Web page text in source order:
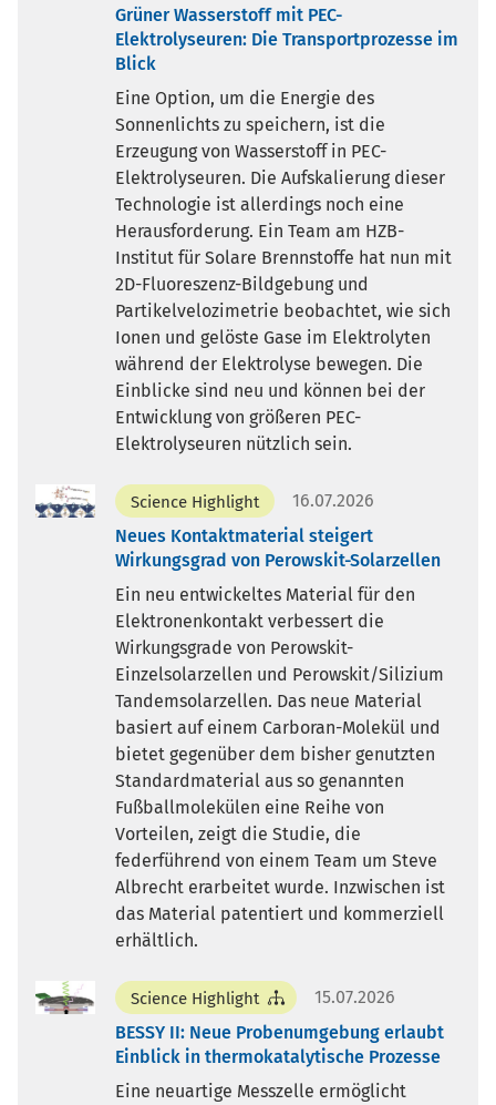
Grüner Wasserstoff mit PEC-
Elektrolyseuren: Die Transportprozesse im
Blick
Eine Option, um die Energie des
Sonnenlichts zu speichern, ist die
Erzeugung von Wasserstoff in PEC-
Elektrolyseuren. Die Aufskalierung dieser
Technologie ist allerdings noch eine
Herausforderung. Ein Team am HZB-
Institut für Solare Brennstoffe hat nun mit
2D-Fluoreszenz-Bildgebung und
Partikelvelozimetrie beobachtet, wie sich
Ionen und gelöste Gase im Elektrolyten
während der Elektrolyse bewegen. Die
Einblicke sind neu und können bei der
Entwicklung von größeren PEC-
Elektrolyseuren nützlich sein.
Science Highlight
16.07.2026
Neues Kontaktmaterial steigert
Wirkungsgrad von Perowskit-Solarzellen
Ein neu entwickeltes Material für den
Elektronenkontakt verbessert die
Wirkungsgrade von Perowskit-
Einzelsolarzellen und Perowskit/Silizium
Tandemsolarzellen. Das neue Material
basiert auf einem Carboran-Molekül und
bietet gegenüber dem bisher genutzten
Standardmaterial aus so genannten
Fußballmolekülen eine Reihe von
Vorteilen, zeigt die Studie, die
federführend von einem Team um Steve
Albrecht erarbeitet wurde. Inzwischen ist
das Material patentiert und kommerziell
erhältlich.
Science Highlight
15.07.2026
BESSY II: Neue Probenumgebung erlaubt
Einblick in thermokatalytische Prozesse
Eine neuartige Messzelle ermöglicht